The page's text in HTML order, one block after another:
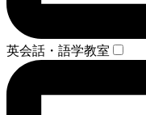
英会話・語学教室